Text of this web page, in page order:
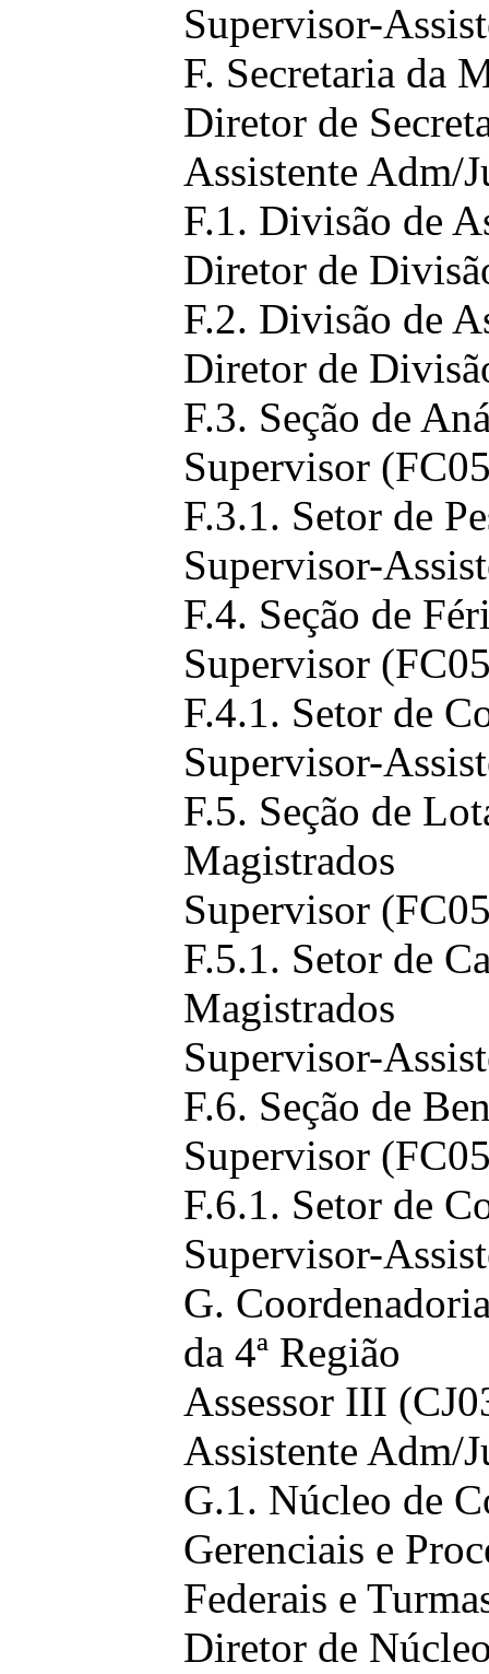
Supervisor-
F. Secretaria da
Diretor de
Assistente Adm/
F.1. Divisão de
Diretor de
F.2. Divisão de
Diretor de
F.3. Seção de
Supervisor
F.3.1. Setor de
Supervisor-
F.4. Seção de
Supervisor
F.4.1. Setor de
Supervisor-
F.5. Seção de
Magistrados
Supervisor
F.5.1. Setor de
Magistrados
Supervisor-
F.6. Seção de
Supervisor
F.6.1. Setor de
Supervisor-
G.
da 4ª Região
Assessor III
Assistente Adm/
G.1. Núcleo de
Gerenciais e
Federais e
Diretor de